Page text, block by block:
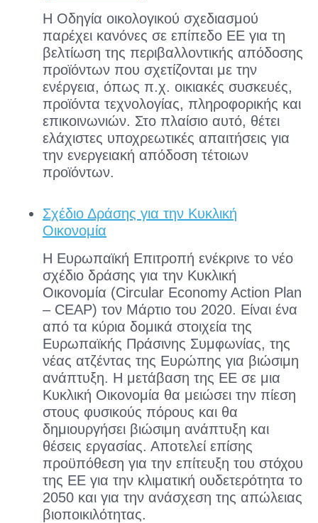
Η Οδηγία οικολογικού σχεδιασμού
παρέχει κανόνες σε επίπεδο ΕΕ για τη
βελτίωση της περιβαλλοντικής απόδοσης
προϊόντων που σχετίζονται με την
ενέργεια, όπως π.χ. οικιακές συσκευές,
προϊόντα τεχνολογίας, πληροφορικής και
επικοινωνιών. Στο πλαίσιο αυτό, θέτει
ελάχιστες υποχρεωτικές απαιτήσεις για
την ενεργειακή απόδοση τέτοιων
προϊόντων.
Σχέδιο Δράσης για την Κυκλική
Οικονομία
Η Ευρωπαϊκή Επιτροπή ενέκρινε το νέο
σχέδιο δράσης για την Κυκλική
Οικονομία (Circular Economy Action Plan
– CEAP) τον Μάρτιο του 2020. Είναι ένα
από τα κύρια δομικά στοιχεία της
Ευρωπαϊκής Πράσινης Συμφωνίας, της
νέας ατζέντας της Ευρώπης για βιώσιμη
ανάπτυξη. Η μετάβαση της ΕΕ σε μια
Κυκλική Οικονομία θα μειώσει την πίεση
στους φυσικούς πόρους και θα
δημιουργήσει βιώσιμη ανάπτυξη και
θέσεις εργασίας. Αποτελεί επίσης
προϋπόθεση για την επίτευξη του στόχου
της ΕΕ για την κλιματική ουδετερότητα το
2050 και για την ανάσχεση της απώλειας
βιοποικιλότητας.